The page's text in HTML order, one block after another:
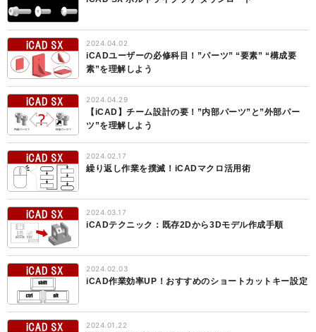
2024.04.02
iCADユーザーの必修科目！”パーツ” “要素” “構成要
素”を理解しよう
2024.04.29
【iCAD】チーム設計の要！”内部パーツ”と”外部パー
ツ”を理解しよう
2024.02.17
繰り返し作業を撲滅！iCADマクロ活用術
2024.03.17
iCADテクニック：既存2Dから3Dモデル作成手順
2024.02.03
iCAD作業効率UP！おすすめのショートカットキー設定
2024.01.22